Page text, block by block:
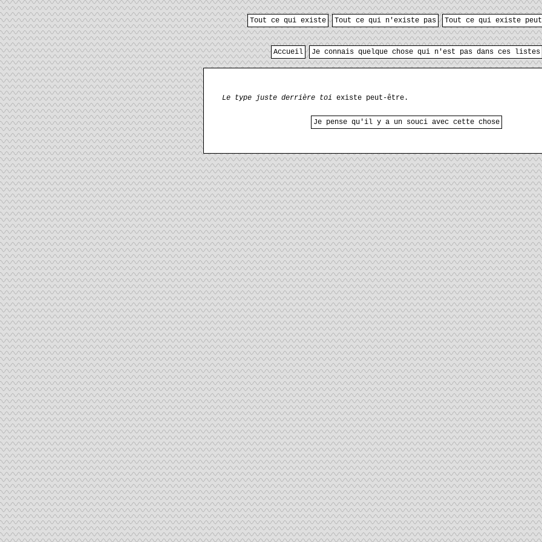
Tout ce qui existe Tout ce qui n'existe pas Tout ce qui existe
Accueil Je connais quelque chose qui n'est pas dans ces listes
Le type juste derrière toi existe peut-être.